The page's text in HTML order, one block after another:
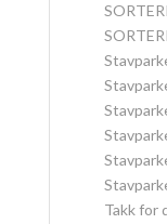
Takk for